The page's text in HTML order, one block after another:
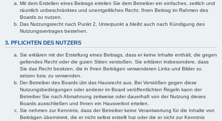
Mit dem Erstellen eines Beitrags erteilen Sie dem Betreiber ein einfaches, zeitlich und
räumlich unbeschränktes und unentgeltliches Recht, Ihren Beitrag im Rahmen des
Boards zu nutzen.
Das Nutzungsrecht nach Punkt 2, Unterpunkt a bleibt auch nach Kündigung des
Nutzungsvertrages bestehen.
3. PFLICHTEN DES NUTZERS
Sie erklären mit der Erstellung eines Beitrags, dass er keine Inhalte enthält, die gegen
geltendes Recht oder die guten Sitten verstoßen. Sie erklären insbesondere, dass
Sie das Recht besitzen, die in Ihren Beiträgen verwendeten Links und Bilder zu
setzen bzw. zu verwenden.
Der Betreiber des Boards übt das Hausrecht aus. Bei Verstößen gegen diese
Nutzungsbedingungen oder anderer im Board veröffentlichten Regeln kann der
Betreiber Sie nach Abmahnung zeitweise oder dauerhaft von der Nutzung dieses
Boards ausschließen und Ihnen ein Hausverbot erteilen.
Sie nehmen zur Kenntnis, dass der Betreiber keine Verantwortung für die Inhalte von
Beiträgen übernimmt, die er nicht selbst erstellt hat oder die er nicht zur Kenntnis